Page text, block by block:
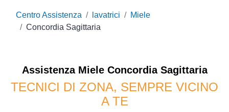
Centro Assistenza lavatrici
Miele
Concordia Sagittaria
Assistenza MieleConcordia Sagittaria
TECNICI DI ZONA, SEMPRE VICINO
A TE